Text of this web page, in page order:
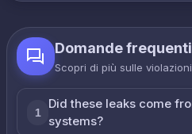
Domande frequenti
Scopri di più sulle
1
Did these leaks come
systems?